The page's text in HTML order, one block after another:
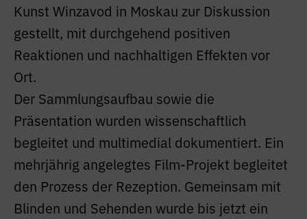
Kunst Winzavod in Moskau zur Diskussion
gestellt, mit durchgehend positiven
Reaktionen und nachhaltigen Effekten vor
Ort.
Der Sammlungsaufbau sowie die
Präsentation wurden wissenschaftlich
begleitet und multimedial dokumentiert. Ein
mehrjährig angelegtes Film-Projekt begleitet
den Prozess der Rezeption. Gemeinsam mit
Blinden und Sehenden wurde bis jetzt ein